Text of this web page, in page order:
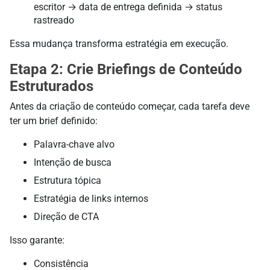
escritor → data de entrega definida → status
rastreado
Essa mudança transforma estratégia em execução.
Etapa 2: Crie Briefings de Conteúdo
Estruturados
Antes da criação de conteúdo começar, cada tarefa deve
ter um brief definido:
Palavra-chave alvo
Intenção de busca
Estrutura tópica
Estratégia de links internos
Direção de CTA
Isso garante:
Consistência